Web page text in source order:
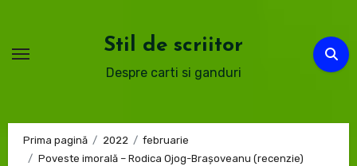
conținut
Stil de scriitor
Despre carti si ganduri
Prima pagină 2022
februarie
Poveste imorală – Rodica Ojog-Brașoveanu (recenzie)